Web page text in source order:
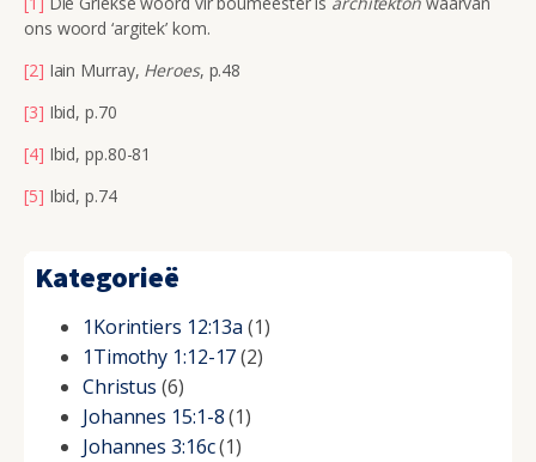
ons woord ‘argitek’ kom.
[2] Iain Murray, Heroes, p.48
[3] Ibid, p.70
[4] Ibid, pp.80-81
[5] Ibid, p.74
Kategorieë
1Korintiers 12:13a (1)
1Timothy 1:12-17(2)
Christus (6)
Johannes 15:1-8(1)
Johannes 3:16c(1)